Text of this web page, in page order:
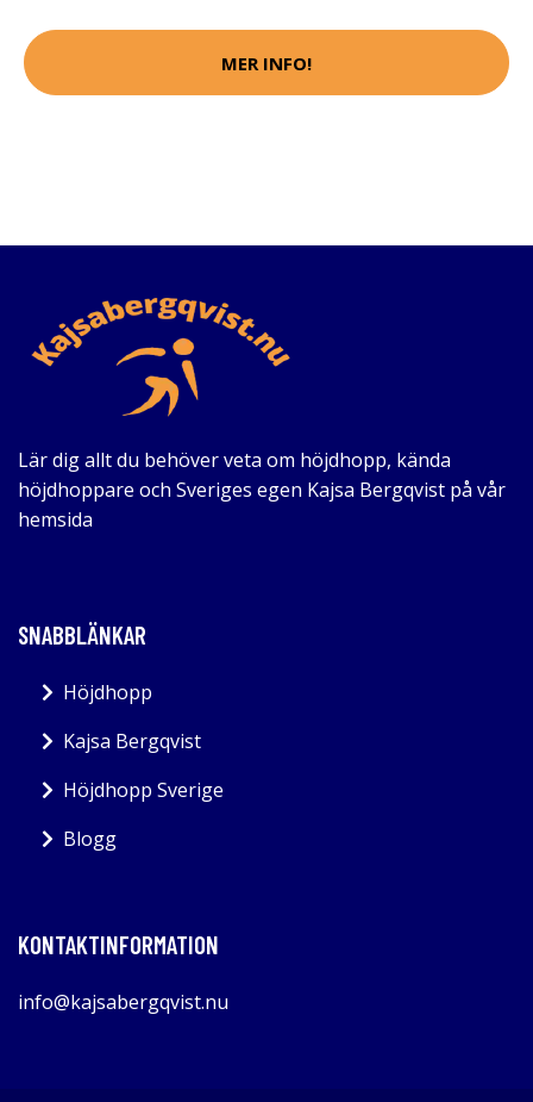
MER INFO!
Lär dig allt du behöver veta om höjdhopp, kända
höjdhoppare och Sveriges egen Kajsa Bergqvist på vår
hemsida
SNABBLÄNKAR
Höjdhopp
Kajsa Bergqvist
Höjdhopp Sverige
Blogg
KONTAKTINFORMATION
info@kajsabergqvist.nu